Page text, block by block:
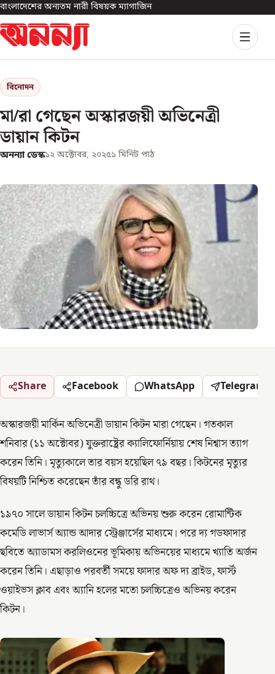
বাংলাদেশের অন্যতম নারী বিষয়ক ম্যাগাজিন
বিনোদন
মা/রা গেছেন অস্কারজয়ী অভিনেত্রী
ডায়ান কিটন
অনন্যা ডেস্ক১২ অক্টোবর, ২০২৫১ মিনিট পাঠ
Share Facebook WhatsApp Telegram
অস্কারজয়ী মার্কিন অভিনেত্রী ডায়ান কিটন মারা গেছেন। গতকাল
শনিবার (১১ অক্টোবর) যুক্তরাষ্ট্রের ক্যালিফোর্নিয়ায় শেষ নিশ্বাস ত্যাগ
করেন তিনি। মৃত্যুকালে তার বয়স হয়েছিল ৭৯ বছর। কিটনের মৃত্যুর
বিষয়টি নিশ্চিত করেছেন তাঁর বন্ধু ডরি রাথ।
১৯৭০ সালে ডায়ান কিটন চলচ্চিত্রে অভিনয় শুরু করেন রোমান্টিক
কমেডি লাভার্স অ্যান্ড আদার স্ট্রেঞ্জার্সের মাধ্যমে। পরে দ্য গডফাদার
ছবিতে অ্যাডামস করলিওনের ভূমিকায় অভিনয়ের মাধ্যমে খ্যাতি অর্জন
করেন তিনি। এছাড়াও পরবর্তী সময়ে ফাদার অফ দ্য ব্রাইড, ফার্স্ট
ওয়াইভস ক্লাব এবং অ্যানি হলের মতো চলচ্চিত্রেও অভিনয় করেন
কিটন।